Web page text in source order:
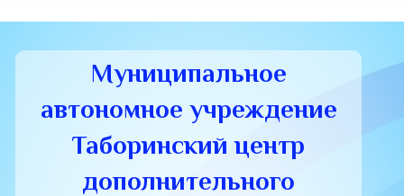
Муниципальное
автономное учреждение
Таборинский центр
дополнительного